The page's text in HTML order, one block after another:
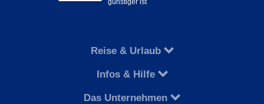
günstiger ist
Reise & Urlaub
Infos & Hilfe
Das Unternehmen